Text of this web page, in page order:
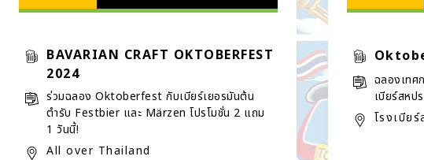
BAVARIAN CRAFT OKTOBERFEST
2024
ร่วมฉลอง Oktoberfest กับเบียร์เยอรมันต้น
ตำรับ Festbier และ Märzen โปรโมชั่น 2 แถม
1 วันนี้!
All over Thailand
ฉลองเทศ
เบียร์สหป
โรงเบียร์